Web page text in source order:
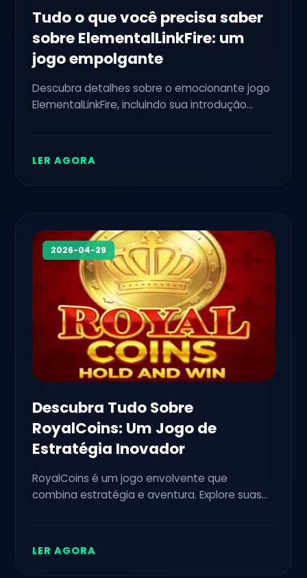
Tudo o que você precisa saber
sobre ElementalLinkFire: um
jogo empolgante
Descubra detalhes sobre o emocionante jogo
ElementalLinkFire, incluindo sua introdução
LER AGORA
2026-04-29
Descubra Tudo Sobre
RoyalCoins: Um Jogo de
Estratégia Inovador
RoyalCoins é um jogo envolvente que
combina estratégia e aventura. Explore suas
LER AGORA